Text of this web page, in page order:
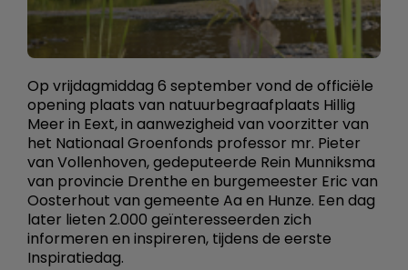
Op vrijdagmiddag 6 september vond de officiële
opening plaats van natuurbegraafplaats Hillig
Meer in Eext, in aanwezigheid van voorzitter van
het Nationaal Groenfonds professor mr. Pieter
van Vollenhoven, gedeputeerde Rein Munniksma
van provincie Drenthe en burgemeester Eric van
Oosterhout van gemeente Aa en Hunze. Een dag
later lieten 2.000 geïnteresseerden zich
informeren en inspireren, tijdens de eerste
Inspiratiedag.